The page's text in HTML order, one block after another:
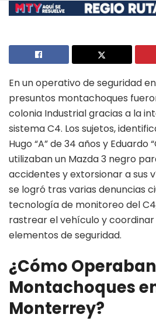
En un operativo de seguridad
presuntos montachoques
colonia Industrial gracias a la
sistema C4. Los sujetos,
Hugo “A” de 34 años y Eduardo
utilizaban un Mazda 3 negro
accidentes y extorsionar a sus
se logró tras varias denuncias
tecnología de monitoreo del
rastrear el vehículo y coordinar
elementos de seguridad.
¿Cómo
Montachoques
Monterrey?